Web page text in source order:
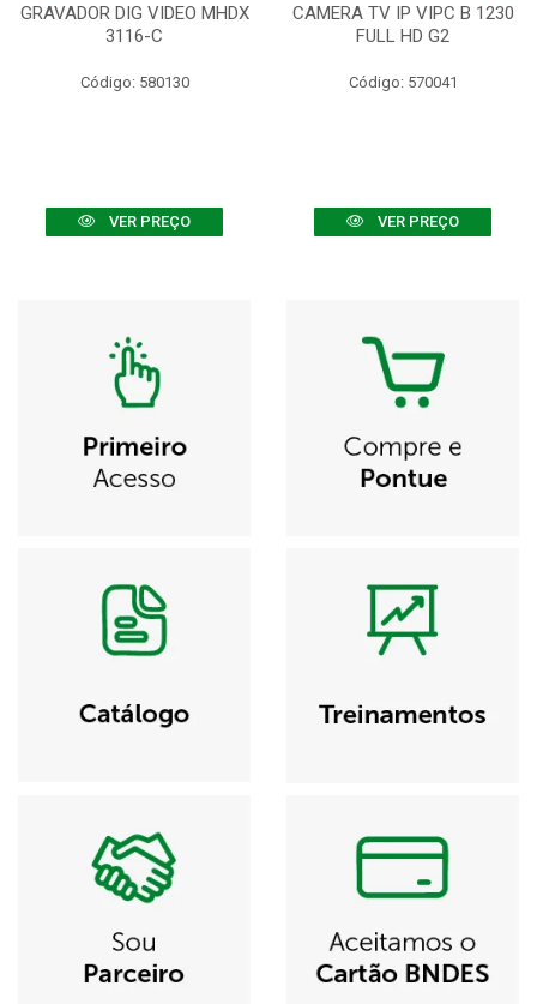
GRAVADOR DIG VIDEO MHDX
3116-C
Código: 580130
VER PREÇO
CAMERA TV IP VIPC B 1230
FULL HD G2
Código: 570041
VER PREÇO